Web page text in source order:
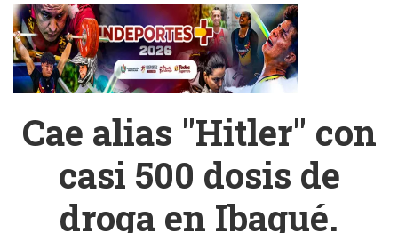
Cae alias "Hitler" con
casi 500 dosis de
droga en Ibagué.